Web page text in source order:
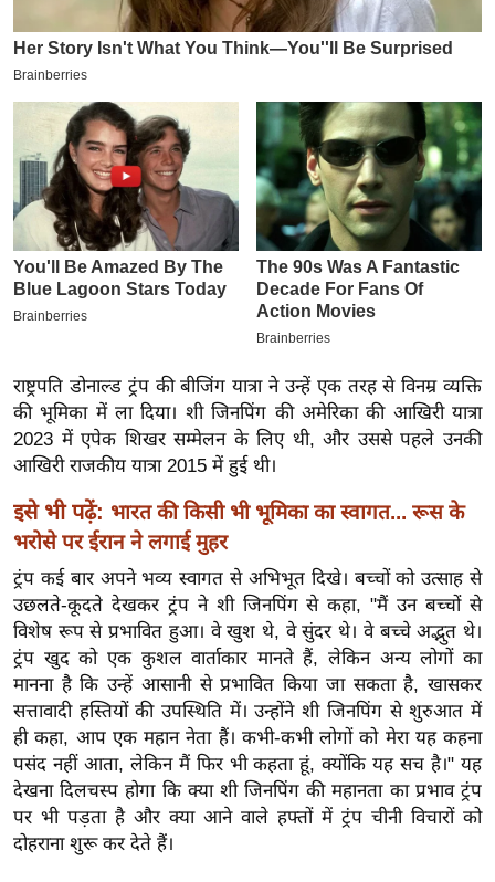
P
2
6
क्रा
म
प
र
मि
ल
बे
मि
सा
ल
श
ख्सि
य
त
यं
ग
राष्ट्रपति डोनाल्ड ट्रंप की बीजिंग यात्रा ने उन्हें एक तरह से विनम्र व्यक्ति
की भूमिका में ला दिया। शी जिनपिंग की अमेरिका की आखिरी यात्रा
2023 में एपेक शिखर सम्मेलन के लिए थी, और उससे पहले उनकी
आखिरी राजकीय यात्रा 2015 में हुई थी।
इसे भी पढ़ें: भारत की किसी भी भूमिका का स्वागत... रूस के
भरोसे पर ईरान ने लगाई मुहर
ट्रंप कई बार अपने भव्य स्वागत से अभिभूत दिखे। बच्चों को उत्साह से
उछलते-कूदते देखकर ट्रंप ने शी जिनपिंग से कहा, "मैं उन बच्चों से
विशेष रूप से प्रभावित हुआ। वे खुश थे, वे सुंदर थे। वे बच्चे अद्भुत थे।
ट्रंप खुद को एक कुशल वार्ताकार मानते हैं, लेकिन अन्य लोगों का
मानना ​​है कि उन्हें आसानी से प्रभावित किया जा सकता है, खासकर
सत्तावादी हस्तियों की उपस्थिति में। उन्होंने शी जिनपिंग से शुरुआत में
ही कहा, आप एक महान नेता हैं। कभी-कभी लोगों को मेरा यह कहना
पसंद नहीं आता, लेकिन मैं फिर भी कहता हूं, क्योंकि यह सच है।" यह
देखना दिलचस्प होगा कि क्या शी जिनपिंग की महानता का प्रभाव ट्रंप
पर भी पड़ता है और क्या आने वाले हफ्तों में ट्रंप चीनी विचारों को
दोहराना शुरू कर देते हैं।